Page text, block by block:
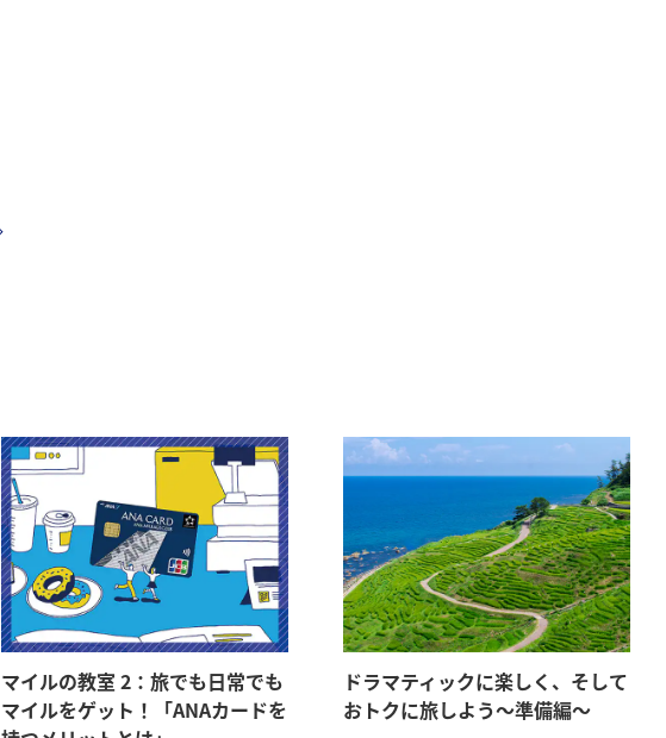
マイルの教室 2：旅でも日常でも
マイルをゲット！「ANAカードを
ドラマティックに楽しく、そして
おトクに旅しよう～準備編～